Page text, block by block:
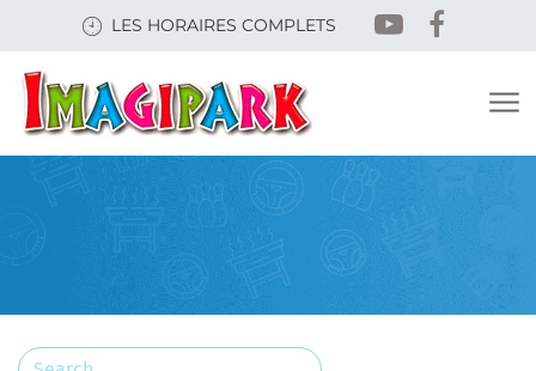
content
LES HORAIRES COMPLETS
Search